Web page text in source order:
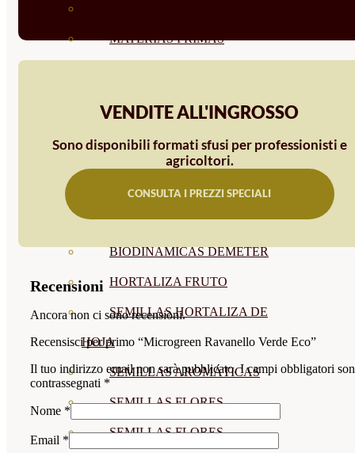
MATERIAS PRIMAS
GROWPUNCH
SEMILLAS
VER TODAS
BIODINÁMICAS DEMETER
HORTALIZA FRUTO
SEMILLAS HORTALIZA DE
HOJA
SEMILLAS AROMÁTICAS
SEMILLAS FLORES
SEMILLAS FLORES
VENDITE ALL'INGROSSO
Sono disponibili formati sfusi per professionisti e
agricoltori.
CONSULTA I PREZZI SPECIALI
Recensioni
Ancora non ci sono recensioni.
Recensisci per primo “Microgreen Ravanello Verde Eco”
Il tuo indirizzo email non sarà pubblicato. I campi obbligatori
contrassegnati *
Nome *
Email *